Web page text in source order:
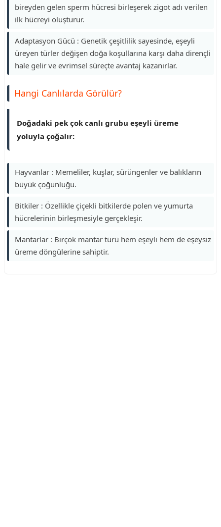
bireyden gelen sperm hücresi birleşerek zigot adı verilen
ilk hücreyi oluşturur.
Adaptasyon Gücü : Genetik çeşitlilik sayesinde, eşeyli
üreyen türler değişen doğa koşullarına karşı daha dirençli
hale gelir ve evrimsel süreçte avantaj kazanırlar.
Hangi Canlılarda Görülür?
Doğadaki pek çok canlı grubu eşeyli üreme
yoluyla çoğalır:
Hayvanlar : Memeliler, kuşlar, sürüngenler ve balıkların
büyük çoğunluğu.
Bitkiler : Özellikle çiçekli bitkilerde polen ve yumurta
hücrelerinin birleşmesiyle gerçekleşir.
Mantarlar : Birçok mantar türü hem eşeyli hem de eşeysiz
üreme döngülerine sahiptir.